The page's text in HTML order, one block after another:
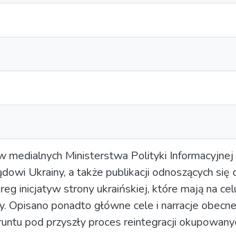
Ministerstwa Polityki Informacyjnej
Ukrainy, a także publikacji odnoszących
inicjatyw strony ukraińskiej, które mają na
ponadto główne cele i narracje
pod przyszły proces reintegracji